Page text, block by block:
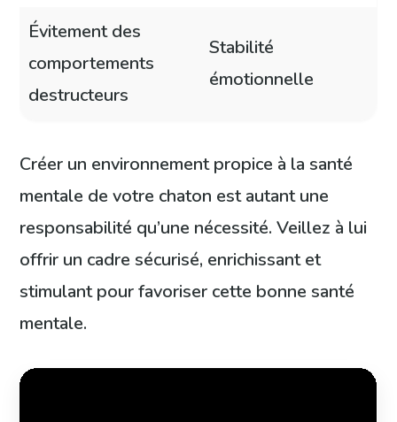
Évitement des
comportements
destructeurs
Stabilité
émotionnelle
Créer un environnement propice à la santé
mentale de votre chaton est autant une
responsabilité qu’une nécessité. Veillez à lui
offrir un cadre sécurisé, enrichissant et
stimulant pour favoriser cette bonne santé
mentale.